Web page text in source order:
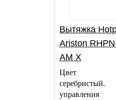
Вытяжка
Ariston
AM X
Цвет
управления